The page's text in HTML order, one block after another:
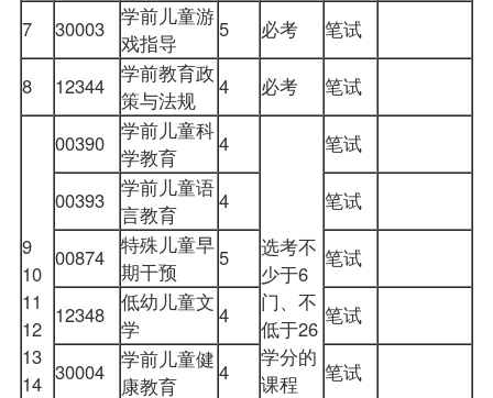
7 30003
学前儿童游
戏指导
5 必考 笔试
8 12344
学前教育政
策与法规
4 必考 笔试
9
10
11
12
13
14
00390
学前儿童科
学教育
4
选考不
少于6
门、不
低于26
学分的
课程
笔试
00393
学前儿童语
言教育
4 笔试
00874
特殊儿童早
期干预
5 笔试
12348
低幼儿童文
学
4 笔试
30004
学前儿童健
康教育
4 笔试